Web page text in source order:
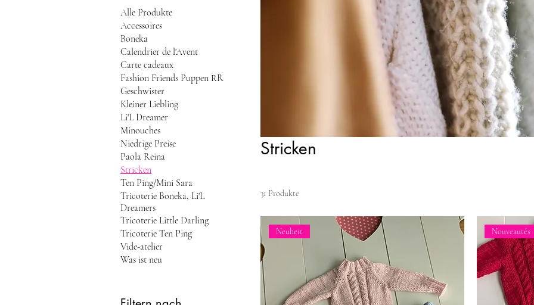
Alle Produkte
Accessoires
Boneka
Calendrier de l'Avent
Carte cadeaux
Fashion Friends Puppen RR
Geschwister
Kleiner Liebling
Li'L Dreamer
Minouches
Niedrige Preise
Paola Reina
Stricken
Ten Ping/Mini Sara
Tricoterie Boneka, Li'L
Dreamers
Tricoterie Little Darling
Tricoterie Ten Ping
Vide-atelier
Was ist neu
Stricken
31 Produkte
Neuheit Nouveautés